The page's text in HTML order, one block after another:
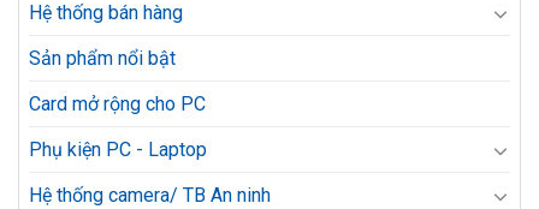
Hệ thống bán hàng
Sản phẩm nổi bật
Card mở rộng cho PC
Phụ kiện PC - Laptop
Hệ thống camera/ TB An ninh